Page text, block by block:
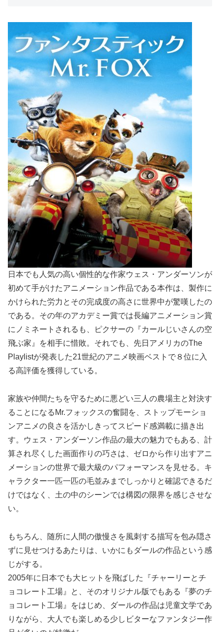
日本でも人気の高い個性的な作家ウェス・アンダーソンが
初めて手がけたアニメーション作品である本作は、製作に
かけられた労力とその完成度の高さに世界中が驚嘆したの
である。その年のアカデミー賞では長編アニメーション賞
にノミネートされるも、ピクサーの『カールじいさんの空
飛ぶ家』を相手に惜敗。それでも、先日アメリカのThe
Playlistが発表した21世紀のアニメ映画ベストで８位に入
る高評価を獲得している。
家族や仲間たちを守るために悪どい三人の農場主と対決す
ることになるMr.フォックスの奮闘を、ストップモーショ
ンアニメの良さを活かしきってスピード感満載に描き出
す。ウェス・アンダーソン作品の最大の魅力でもある、計
算され尽くした画面作りの巧さは、ゼロから作り出すアニ
メーションの世界で最大級のパフォーマンスを見せる。キ
ャラクター一匹一匹の毛並みまでしっかりと確認できるだ
けではなく、土の中のシーンでは構図の限界を感じさせな
い。
もちろん、随所に人間の傲慢さを風刺する描写を包み隠さ
ずに見せつけるあたりは、いかにもダールの作品という感
じがする。
2005年に日本でも大ヒットを飛ばした『チャーリーとチ
ョコレート工場』と、そのオリジナル版でもある『夢のチ
ョコレート工場』をはじめ、ダールの作品は児童文学であ
りながら、大人でも楽しめる少しビターなファンタジー作